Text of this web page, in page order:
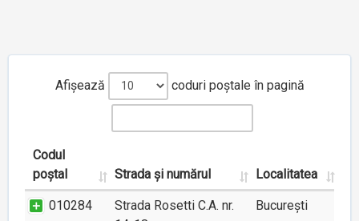
Afișează coduri poștale în pagină
Codul
poștal
Strada și numărul Localitatea
010284
Strada Rosetti C.A. nr.
București